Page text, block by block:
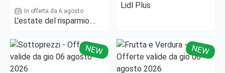
In offerta da 6 agosto
L'estate del risparmio.
Lidl Plus
NEW NEW